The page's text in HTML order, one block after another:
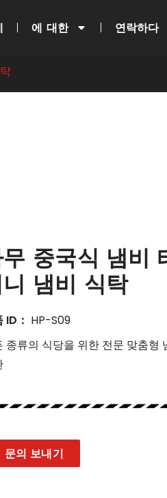
에 대한 연락하다
무 중국식 냄비
니 냄비 식탁
ID： HP-S09
종류의 식당을 위한 전문 맞춤형
문의 보내기